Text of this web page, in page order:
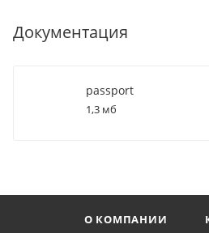
Документация
passport
1,3 мб
О КОМПАНИИ